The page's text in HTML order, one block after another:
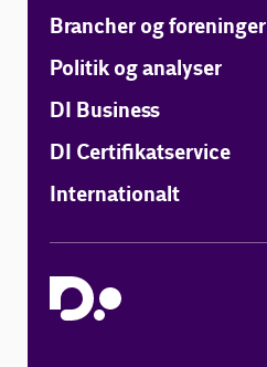
Brancher og foreninger
Politik og analyser
DI Business
DI Certifikatservice
Internationalt